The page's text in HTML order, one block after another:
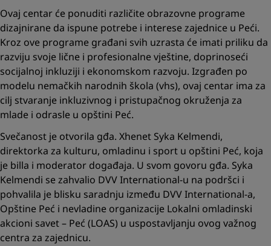
Ovaj centar će ponuditi različite obrazovne programe
dizajnirane da ispune potrebe i interese zajednice u Peći.
Kroz ove programe građani svih uzrasta će imati priliku da
razviju svoje lične i profesionalne vještine, doprinoseći
socijalnoj inkluziji i ekonomskom razvoju. Izgrađen po
modelu nemačkih narodnih škola (vhs), ovaj centar ima za
cilj stvaranje inkluzivnog i pristupačnog okruženja za
mlade i odrasle u opštini Peć.
Svečanost je otvorila gđa. Xhenet Syka Kelmendi,
direktorka za kulturu, omladinu i sport u opštini Peć, koja
je billa i moderator događaja. U svom govoru gđa. Syka
Kelmendi se zahvalio DVV International-u na podršci i
pohvalila je blisku saradnju između DVV International-a,
Opštine Peć i nevladine organizacije Lokalni omladinski
akcioni savet – Peć (LOAS) u uspostavljanju ovog važnog
centra za zajednicu.